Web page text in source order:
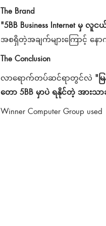
The Brand
"5BB Business Internet မှ
အစရှိတဲ့အချက်များကြောင့် နေ
The Conclusion
လာရောက်တပ်ဆင်ရာတွင်လဲ "မ
တော 5BB မှာပဲ ရနိုင်တဲ့ အားသ
Winner Computer Group